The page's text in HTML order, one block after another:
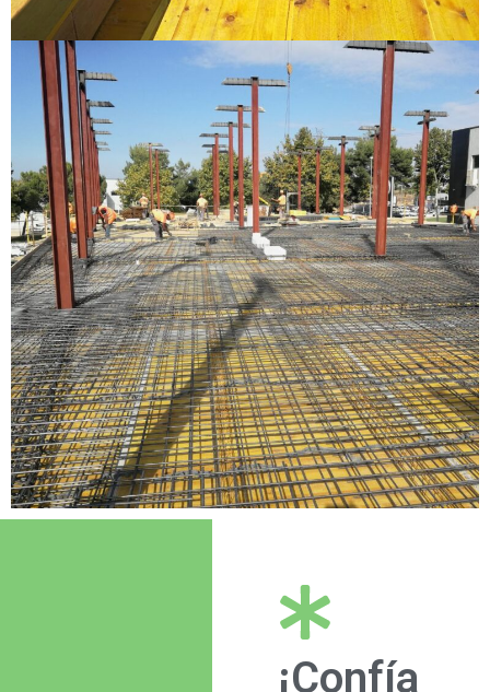
¡Confía